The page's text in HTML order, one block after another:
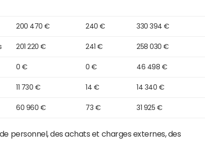
200 470 € 240 € 330 394 €
201 220 € 241 € 258 030 €
0 € 0 € 46 498 €
11 730 € 14 € 14 340 €
60 960 € 73 € 31 925 €
personnel, des achats et charges externes, des